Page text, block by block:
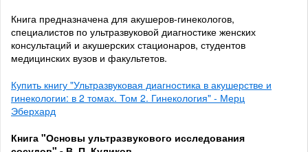
Книга предназначена для акушеров-гинекологов,
специалистов по ультразвуковой диагностике женских
консультаций и акушерских стационаров, студентов
медицинских вузов и факультетов.
Купить книгу "Ультразвуковая диагностика в акушерстве и
гинекологии: в 2 томах. Том 2. Гинекология" - Мерц
Эберхард
Книга "Основы ультразвукового исследования